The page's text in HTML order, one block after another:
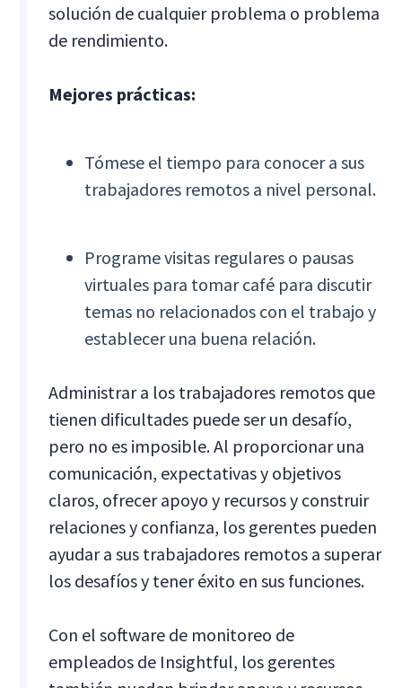
solución de cualquier problema o problema
de rendimiento.
Mejores prácticas:
Tómese el tiempo para conocer a sus
trabajadores remotos a nivel personal.
Programe visitas regulares o pausas
virtuales para tomar café para discutir
temas no relacionados con el trabajo y
establecer una buena relación.
Administrar a los trabajadores remotos que
tienen dificultades puede ser un desafío,
pero no es imposible. Al proporcionar una
comunicación, expectativas y objetivos
claros, ofrecer apoyo y recursos y construir
relaciones y confianza, los gerentes pueden
ayudar a sus trabajadores remotos a superar
los desafíos y tener éxito en sus funciones.
Con el software de monitoreo de
empleados de Insightful, los gerentes